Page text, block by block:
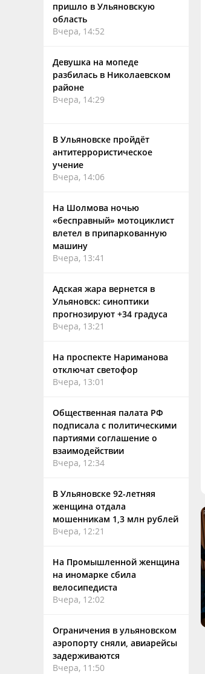
пришло в Ульяновскую
область
Вчера, 14:52
Девушка на мопеде
разбилась в Николаевском
районе
Вчера, 14:29
В Ульяновске пройдёт
антитеррористическое
учение
Вчера, 14:06
На Шолмова ночью
«бесправный» мотоциклист
влетел в припаркованную
машину
Вчера, 13:41
Адская жара вернется в
Ульяновск: синоптики
прогнозируют +34 градуса
Вчера, 13:21
На проспекте Нариманова
отключат светофор
Вчера, 13:01
Общественная палата РФ
подписала с политическими
партиями соглашение о
взаимодействии
Вчера, 12:34
В Ульяновске 92-летняя
женщина отдала
мошенникам 1,3 млн рублей
Вчера, 12:21
На Промышленной женщина
на иномарке сбила
велосипедиста
Вчера, 12:02
Ограничения в ульяновском
аэропорту сняли, авиарейсы
задерживаются
Вчера, 11:50